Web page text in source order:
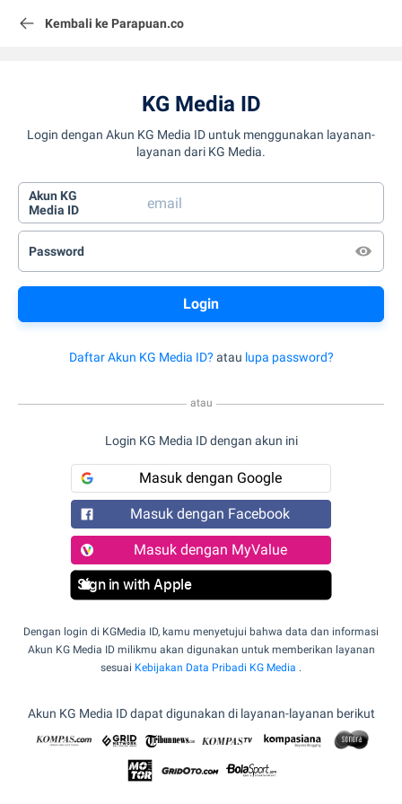
Kembali ke Parapuan.co
KG Media ID
Login dengan Akun KG Media ID untuk menggunakan layanan-
layanan dari KG Media.
Akun KG
Media ID
Password
Daftar Akun KG Media ID? atau lupa password?
atau
Login KG Media ID dengan akun ini
Masuk dengan Google
Masuk dengan Facebook
Masuk dengan MyValue
Sign in with Apple
Dengan login di KGMedia ID, kamu menyetujui bahwa data dan informasi
Akun KG Media ID milikmu akan digunakan untuk memberikan layanan
sesuai Kebijakan Data Pribadi KG Media .
Akun KG Media ID dapat digunakan di layanan-layanan berikut